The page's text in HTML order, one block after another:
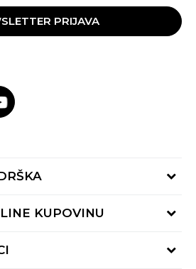
PRIJAVA
KUPOVINU